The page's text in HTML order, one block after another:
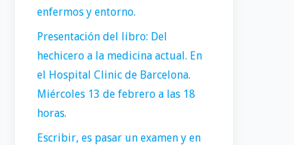
enfermos y entorno.
Presentación del libro: Del
hechicero a la medicina actual. En
el Hospital Clinic de Barcelona.
Miércoles 13 de febrero a las 18
horas.
Escribir, es pasar un examen y en